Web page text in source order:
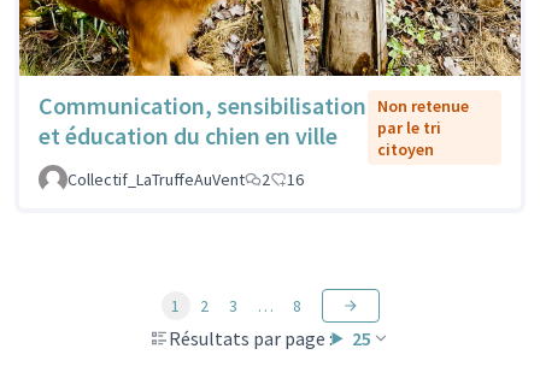
Communication, sensibilisation
et éducation du chien en ville
Non retenue
par le tri
citoyen
Collectif_LaTruffeAuVent
2 16
Résultats par page : 25
1 2 3 … 8